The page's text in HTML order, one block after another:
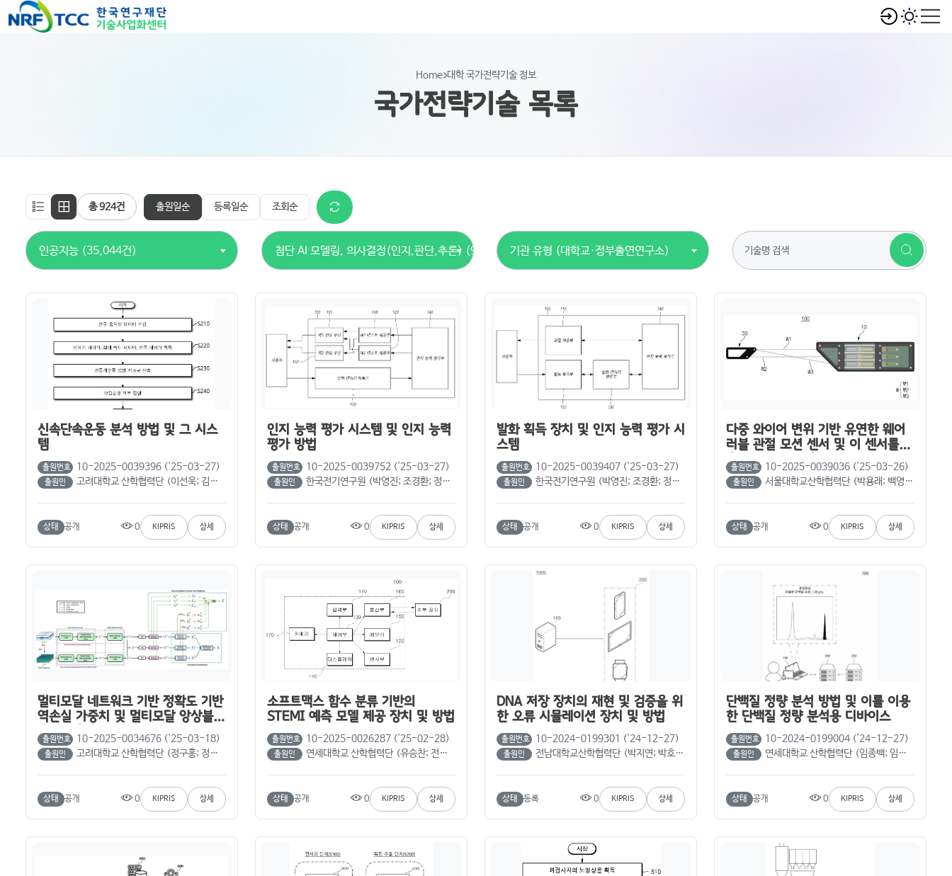
Home 대학 국가전략기술 정보
국가전략기술 목록
총 924건 출원일순 등록일순 조회순
인공지능 (35,044건) 첨단 AI 모델링, 의사결정(인지,판단,추론) (924건) 기관 유형 (대학교·정부출연연구소)
신속단속운동 분석 방법 및 그 시스
템
출원번호 10-2025-0039396 ('25-03-27)
출원인 고려대학교 산학협력단 (이선욱; 김성환; 김병조)
상태 공개 0 KIPRIS 상세
인지 능력 평가 시스템 및 인지 능력
평가 방법
출원번호 10-2025-0039752 ('25-03-27)
출원인 한국전기연구원 (박영진; 조경환; 정계영)
상태 공개 0 KIPRIS 상세
발화 획득 장치 및 인지 능력 평가 시
스템
출원번호 10-2025-0039407 ('25-03-27)
출원인 한국전기연구원 (박영진; 조경환; 정계영)
상태 공개 0 KIPRIS 상세
다중 와이어 변위 기반 유연한 웨어
러블 관절 모션 센서 및 이 센서를 이
용한 관절 모션 측정 방법
출원번호 10-2025-0039036 ('25-03-26)
출원인 서울대학교산학협력단 (박용래; 백영준)
상태 공개 0 KIPRIS 상세
멀티모달 네트워크 기반 정확도 기반
역손실 가중치 및 멀티모달 앙상블
분류를 활용한 EEG 기반 수면 단계
분류
출원번호 10-2025-0034676 ('25-03-18)
출원인 고려대학교 산학협력단 (정구홍; 정원주)
상태 공개 0 KIPRIS 상세
소프트맥스 함수 분류 기반의
STEMI 예측 모델 제공 장치 및 방법
출원번호 10-2025-0026287 ('25-02-28)
출원인 연세대학교 산학협력단 (유승찬; 전규리; 이용준; 이상협; 고영국)
상태 공개 0 KIPRIS 상세
DNA 저장 장치의 재현 및 검증을 위
한 오류 시뮬레이션 장치 및 방법
출원번호 10-2024-0199301 ('24-12-27)
출원인 전남대학교산학협력단 (박지연; 박호성; 한민석; 나혜연; 이예진; 장우람; 황우진)
상태 등록 0 KIPRIS 상세
단백질 정량 분석 방법 및 이를 이용
한 단백질 정량 분석용 디바이스
출원번호 10-2024-0199004 ('24-12-27)
출원인 연세대학교 산학협력단 (임종백; 임정훈; 장재혁)
상태 공개 0 KIPRIS 상세